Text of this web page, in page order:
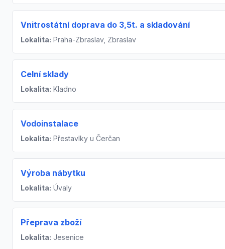
Vnitrostátní doprava do 3,5t. a skladování
Lokalita: Praha-Zbraslav, Zbraslav
Celní sklady
Lokalita: Kladno
Vodoinstalace
Lokalita: Přestavlky u Čerčan
Výroba nábytku
Lokalita: Úvaly
Přeprava zboží
Lokalita: Jesenice